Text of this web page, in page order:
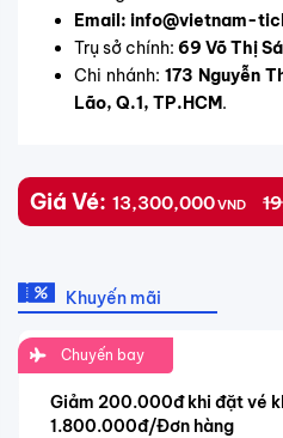
Email: info@vietnam-
Trụ sở chính: 69 Võ Thị
Chi nhánh: 173 Nguyễn
Lão, Q.1, TP.HCM.
Giá Vé: 13,300,000VND
Khuyến mãi
Chuyến bay
Giảm 200.000đ khi đặt vé
1.800.000đ/Đơn hàng